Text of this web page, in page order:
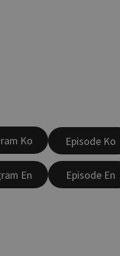
Ko
En
Episode Ko
Episode En